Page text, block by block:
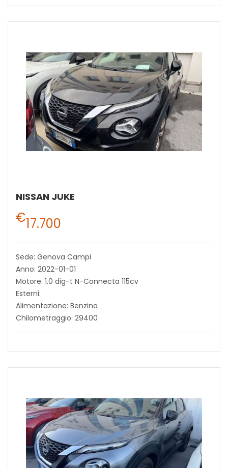
NISSAN JUKE
€17.700
Sede: Genova Campi
Anno: 2022-01-01
Motore: 1.0 dig-t N-Connecta 115cv
Esterni:
Alimentazione: Benzina
Chilometraggio: 29400